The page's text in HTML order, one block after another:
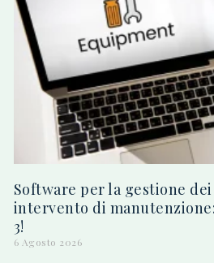
Software per la gestione
intervento di
3!
6 Agosto 2026